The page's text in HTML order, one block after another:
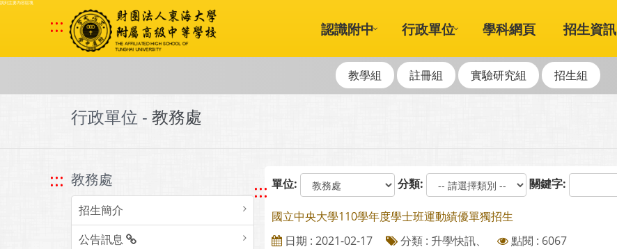
跳到主要內容區塊
::: 認識附中 行政單位 學科網頁 招生資訊
教學組 註冊組 實驗研究組 招生組
行政單位 - 教務處
::: 教務處
招生簡介
公告訊息
::: 單位: 分類: 關鍵字:
國立中央大學110學年度學士班運動績優單獨招生
日期 : 2021-02-17
分類 : 升學快訊、
點閱 : 6067